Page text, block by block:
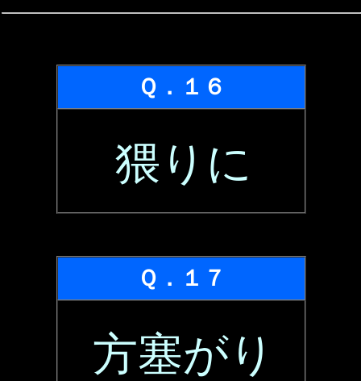
Ｑ．１６
猥りに
Ｑ．１７
方塞がり